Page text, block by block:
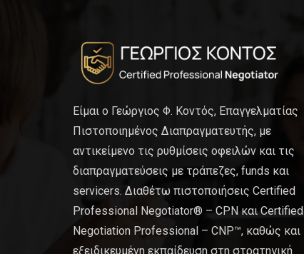
Είμαι ο Γεώργιος Φ. Κοντός, Επαγγελματίας
Πιστοποιημένος Διαπραγματευτής, με
αντικείμενο τις ρυθμίσεις οφειλών και τις
διαπραγματεύσεις με τράπεζες, funds και
servicers. Διαθέτω πιστοποιήσεις Certified
Professional Negotiator® – CPN και Certified
Negotiation Professional – CNP™, καθώς και
εξειδικευμένη εκπαίδευση στη στρατηγική